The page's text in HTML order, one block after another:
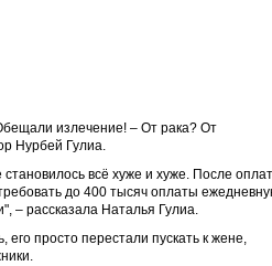
излечение! – От рака? От
Нурбей Гулиа.
всё хуже и хуже. После
до 400 тысяч оплаты
– рассказала Наталья Гулиа.
его просто перестали пускать к жене,